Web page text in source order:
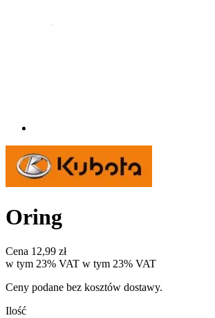
Oring
Cena 12,99 zł
w tym 23% VAT w tym 23% VAT
Ceny podane bez kosztów dostawy.
Ilość